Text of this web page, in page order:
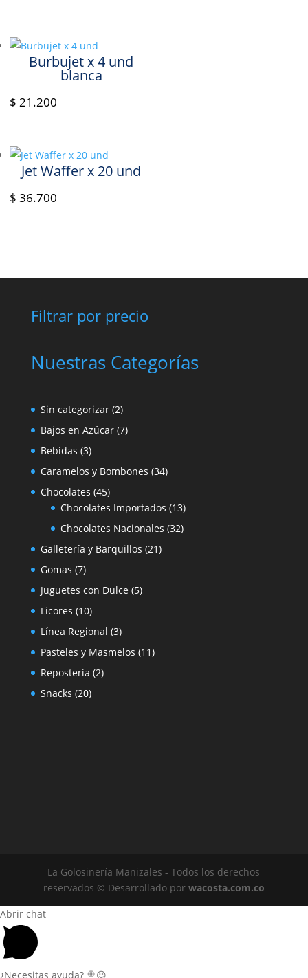
Burbujet x 4 und
blanca
$ 21.200
Jet Waffer x 20 und
$ 36.700
Filtrar por precio
Nuestras Categorías
Sin categorizar 22
productos
Bajos en Azúcar 77
Bebidas 33
productos
Caramelos y Bombones 3434
Chocolates 4545
productos
Chocolates Importados 1313
productos
Chocolates Nacionales 3232
Galletería y Barquillos 2121
Gomas 77
productos
Juguetes con Dulce 55
Licores 1010
productos
Línea Regional 33
productos
Pasteles y Masmelos 1111
Reposteria 22
Snacks 2020
La Golosinería Manizales - Todos los derechos
reservados © Desarrollado por wacosta.com.co
Abrir chat
¿Necesitas ayuda? 🍭​😉